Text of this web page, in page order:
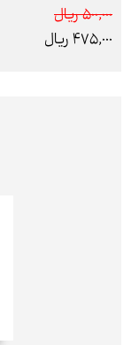
500,000 ريال
475,000 ريال